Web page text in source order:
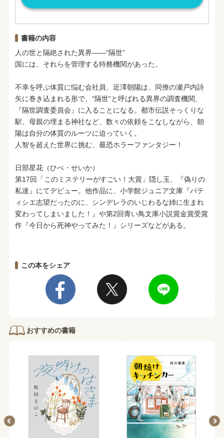
書籍の内容
人の世と隔絶された異界――“隔世”
国には、それらを管理する特務機関があった。
不幸を呼ぶ体質に悩む会社員、近澤朝陽は、同僚の瀬戸内詩
矢に巻き込まれる形で、“隔世”と呼ばれる異界の調査機関、
『隔世調査委員会』に入ることになる。都市伝説そっくりな
駅、母親の埋まる神社など、数々の依頼をこなしながら、朝
陽は自分の体質のルーツに迫っていく。
人智を超えた世界に挑む、最恐ホラーファンタジー！
日部星花（ひべ・せいか）
第17回「このミステリーがすごい！大賞」隠し玉、『偽りの
私達』にてデビュー。他作品に、小学館ジュニア文庫『パテ
ィシエ志望だったのに、シンデレラのいじわるな姉に生まれ
変わってしまいました！』や第2回青い鳥文庫小説賞金賞受賞
作『今日から死神やってみた！』シリーズなどがある。
この本をシェア
おすすめの書籍